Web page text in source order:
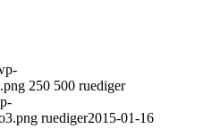
250 500 ruediger
ruediger2015-01-16